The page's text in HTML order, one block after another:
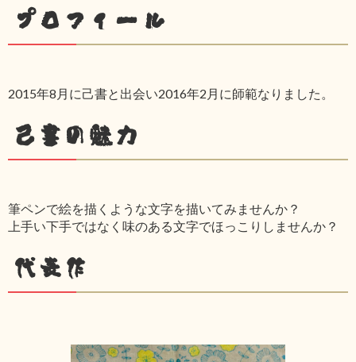
プロフィール
2015年8月に己書と出会い2016年2月に師範なりました。
己書の魅力
筆ペンで絵を描くような文字を描いてみませんか？
上手い下手ではなく味のある文字でほっこりしませんか？
代表作